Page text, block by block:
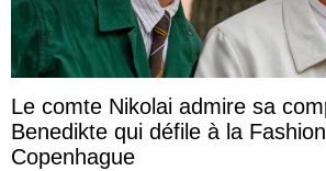
Le comte Nikolai admire sa
Benedikte qui défile à la
Copenhague